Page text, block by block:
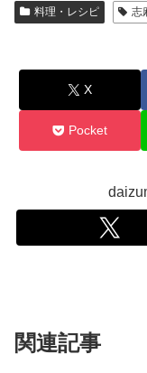
料理・レシピ 志
X
Pocket
関連記事